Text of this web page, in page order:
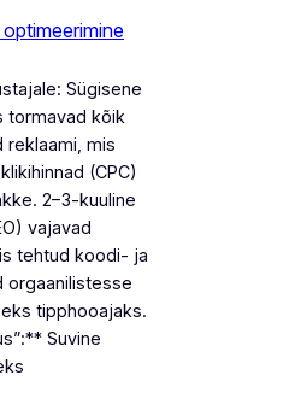
Sügisene
tormavad kõik
reklaami, mis
(CPC)
2–3-kuuline
vajavad
tehtud koodi- ja
orgaanilistesse
tipphooajaks.
Suvine